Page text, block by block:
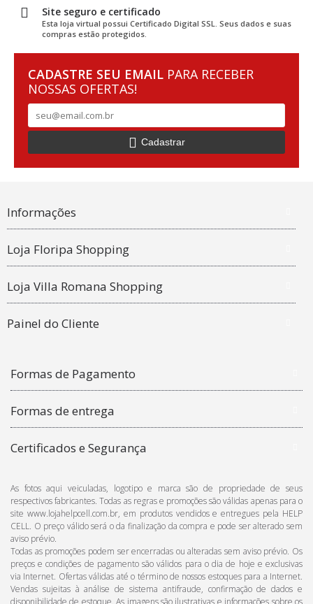
Site seguro e certificado
Esta loja virtual possui Certificado Digital SSL. Seus dados e suas
compras estão protegidos.
CADASTRE SEU EMAIL PARA RECEBER
NOSSAS OFERTAS!
Cadastrar
Informações
Loja Floripa Shopping
Loja Villa Romana Shopping
Painel do Cliente
Formas de Pagamento
Formas de entrega
Certificados e Segurança
As fotos aqui veiculadas, logotipo e marca são de propriedade de seus
respectivos fabricantes. Todas as regras e promoções são válidas apenas para o
site www.lojahelpcell.com.br, em produtos vendidos e entregues pela HELP
CELL. O preço válido será o da finalização da compra e pode ser alterado sem
aviso prévio.
Todas as promoções podem ser encerradas ou alteradas sem aviso prévio. Os
preços e condições de pagamento são válidos para o dia de hoje e exclusivas
via Internet. Ofertas válidas até o término de nossos estoques para a Internet.
Vendas sujeitas à análise de sistema antifraude, confirmação de dados e